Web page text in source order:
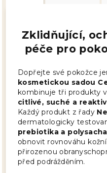
Zklidňující,
péče pro
Dopřejte své pokožce
kosmetickou sadou
kombinuje tři produkty
citlivé, suché a
Každý produkt z řady
dermatologicky
prebiotika a
obnovit rovnováhu
přirozenou
před podrážděním.